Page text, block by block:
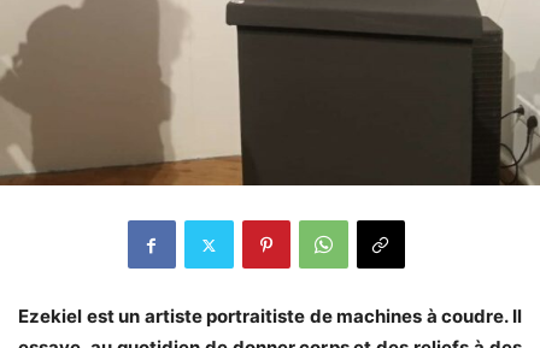
Ezekiel est un artiste portraitiste de machines à coudre. Il